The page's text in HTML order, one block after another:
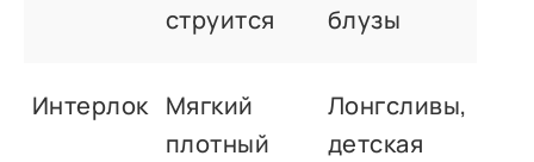
струится
блузы
Интерлок Мягкий
плотный
Лонгсливы,
детская